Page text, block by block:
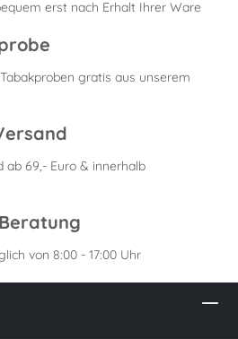
erst nach Erhalt Ihrer Ware
gratis aus unserem
ab 69,- Euro & innerhalb
von 8:00 - 17:00 Uhr